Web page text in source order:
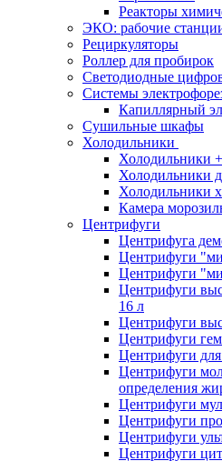
Реакторы
ЭКО: рабочие
Рециркуляторы
Роллер для пробирок
Светодиодные
Системы
Капиллярный
Сушильные шкафы
Холодильники
Холодильники
Холодильники
Холодильники
Камера
Центрифуги
Центрифуга
Центрифуги
Центрифуги
Центрифуги
16 л
Центрифуги
Центрифуги
Центрифуги
Центрифуги
определения
Центрифуги
Центрифуги
Центрифуги
Центрифуги